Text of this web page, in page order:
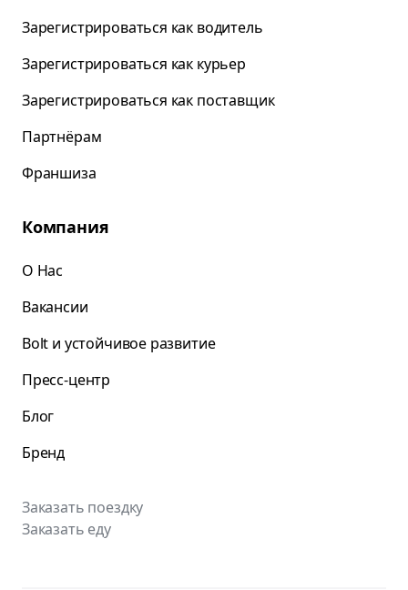
Зарегистрироваться как водитель
Зарегистрироваться как курьер
Зарегистрироваться как поставщик
Партнёрам
Франшиза
Компания
О Нас
Вакансии
Bolt и устойчивое развитие
Пресс-центр
Блог
Бренд
Заказать поездку
Заказать еду